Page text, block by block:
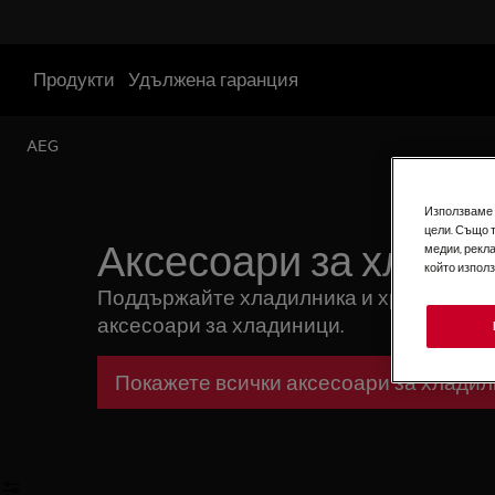
Продукти Удължена гаранция
AEG
Аксесоари за
Поддържайте хладилника и храната си
аксесоари за хладиници.
Покажете всички аксесоари за
Използваме
цели. Също
медии,
който